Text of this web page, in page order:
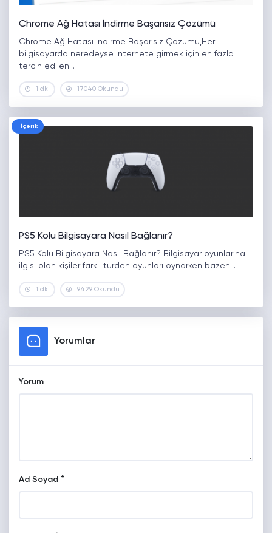
Chrome Ağ Hatası İndirme Başarısız Çözümü
Chrome Ağ Hatası İndirme Başarısız Çözümü,Her
bilgisayarda neredeyse internete girmek için en fazla
tercih edilen…
1 dk. 17040 Okundu
İçerik
PS5 Kolu Bilgisayara Nasıl Bağlanır?
PS5 Kolu Bilgisayara Nasıl Bağlanır? Bilgisayar oyunlarına
ilgisi olan kişiler farklı türden oyunları oynarken bazen…
1 dk. 9429 Okundu
Yorumlar
Yorum
Ad Soyad *